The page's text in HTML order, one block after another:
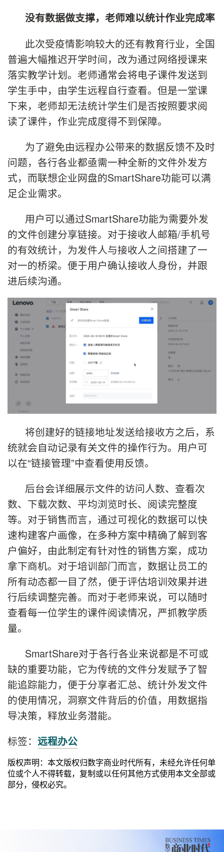
没有数据做支撑，老师难以统计作业完成率
此次受疫情影响较大的还有教育行业，全国
普遍大幅推迟开学时间，改为通过网络授课来
落实教学计划。老师通常会将电子课件发送到
学生手中，由学生远程自行查看。但是一堂课
下来，老师却无法统计学生们是否按照要求阅
读了课件，作业完成度得不到保障。
为了避免由远程办公带来的数据反馈不及时
问题，各行各业都亟需一种全新的文件外发方
式，而联想企业网盘的SmartShare功能可以满
足企业需求。
用户可以通过SmartShare功能为需要外发
的文件创建分享链接。对于接收人邮箱/手机号
的有效统计，为发件人与接收人之间搭建了一
对一的桥梁。便于用户确认接收人身份，并跟
进后续沟通。
将创建好的链接地址发送给接收方之后，系
统就会自动记录有关文件的操作行为。用户可
以在“链接管理”中查看使用反馈。
后台会详细展示文件的访问人数、查看次
数、下载次数、平均浏览时长、阅读完整度
等。对于销售而言，通过可视化的数据可以快
速构建客户画像，在多种方案中精确了解到客
户偏好，由此制定有针对性的销售方案，成功
拿下商机。对于培训部门而言，数据让员工的
所有动态都一目了然，便于评估培训效果并进
行后续调整完善。而对于老师来说，可以随时
查看每一位学生的课件阅读情况，严抓教学质
量。
SmartShare对于各行各业来说都是不可或
缺的重要功能，它为传统的文件分发赋予了智
能追踪能力，便于分享者汇总、统计外发文件
的使用情况，洞察文件背后的价值，用数据指
导决策，释放业务潜能。
标签： 远程办公
版权声明：本文版权归数字商业时代所有，未经允许任何单
位或个人不得转载，复制或以任何其他方式使用本文全部或
部分，侵权必究。